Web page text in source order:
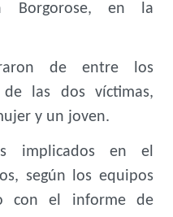
Borgorose, en la
de entre los
las dos víctimas,
y un joven.
implicados en el
según los equipos
con el informe de